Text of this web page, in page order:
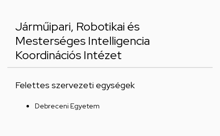
Járműipari, Robotikai és
Mesterséges Intelligencia
Koordinációs Intézet
Felettes szervezeti egységek
Debreceni Egyetem